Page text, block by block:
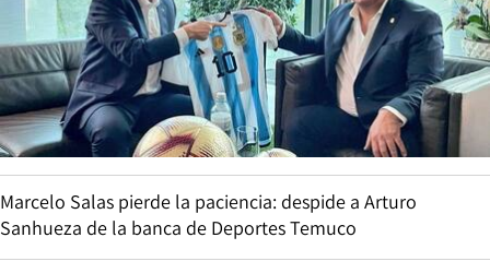
Marcelo Salas pierde la paciencia: despide a Arturo
Sanhueza de la banca de Deportes Temuco